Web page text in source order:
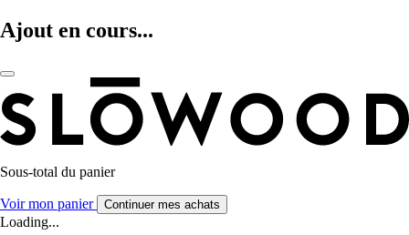
Ajout en cours...
Sous-total du panier
Voir mon panier Continuer mes achats
Loading...